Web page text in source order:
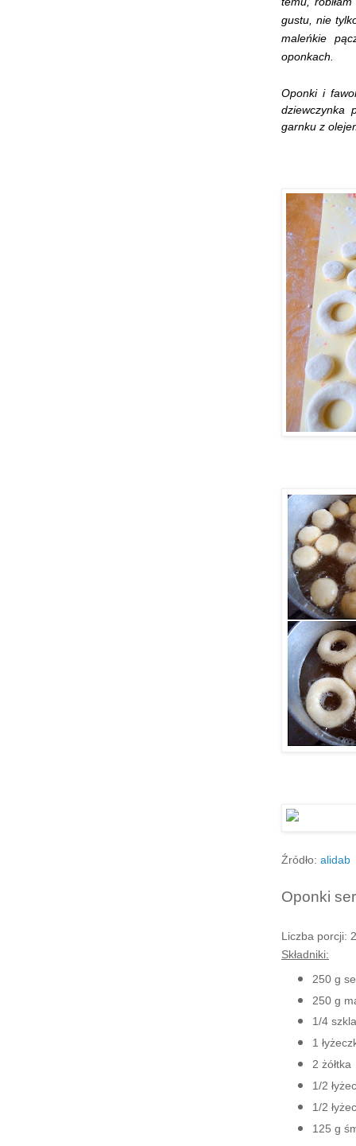
gustu, nie
maleńkie
oponkach.
Oponki i
dziewczynka
garnku z
Źródło: alidab
Oponki ser
Liczba porcji:
Składniki:
250 g
250 g
1/4
1
2 żółtka
1/2
1/2
125 g